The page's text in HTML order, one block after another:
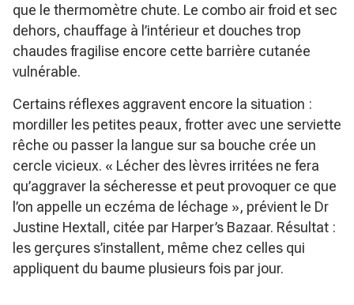
que le thermomètre chute. Le combo air froid et sec
dehors, chauffage à l’intérieur et douches trop
chaudes fragilise encore cette barrière cutanée
vulnérable.
Certains réflexes aggravent encore la situation :
mordiller les petites peaux, frotter avec une serviette
rêche ou passer la langue sur sa bouche crée un
cercle vicieux. « Lécher des lèvres irritées ne fera
qu’aggraver la sécheresse et peut provoquer ce que
l’on appelle un eczéma de léchage », prévient le Dr
Justine Hextall, citée par Harper’s Bazaar. Résultat :
les gerçures s’installent, même chez celles qui
appliquent du baume plusieurs fois par jour.